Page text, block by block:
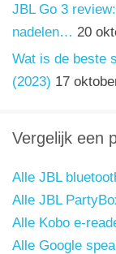
JBL Go 3
nadelen… 20
Wat is de beste
(2023) 17
Vergelijk een
Alle JBL
Alle JBL
Alle Kobo e-
Alle Google